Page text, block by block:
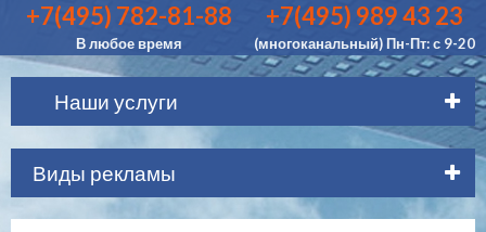
+7(495) 782-81-88
В любое время
+7(495) 989 43 23
(многоканальный) Пн-Пт: с 9-20
Наши услуги
Виды рекламы